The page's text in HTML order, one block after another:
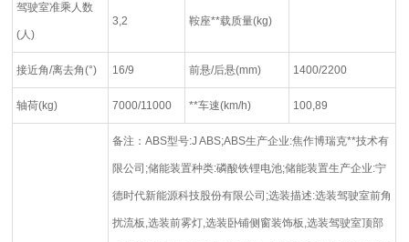
驾驶室准乘人数
(人)
3,2 鞍座**载质量(kg)
接近角/离去角(°) 16/9 前悬/后悬(mm) 1400/2200
轴荷(kg) 7000/11000 **车速(km/h) 100,89
备注：ABS型号:J ABS;ABS生产企业:焦作博瑞克**技术有
限公司;储能装置种类:磷酸铁锂电池;储能装置生产企业:宁
德时代新能源科技股份有限公司;选装描述:选装驾驶室前角
扰流板,选装前雾灯,选装卧铺侧窗装饰板,选装驾驶室顶部